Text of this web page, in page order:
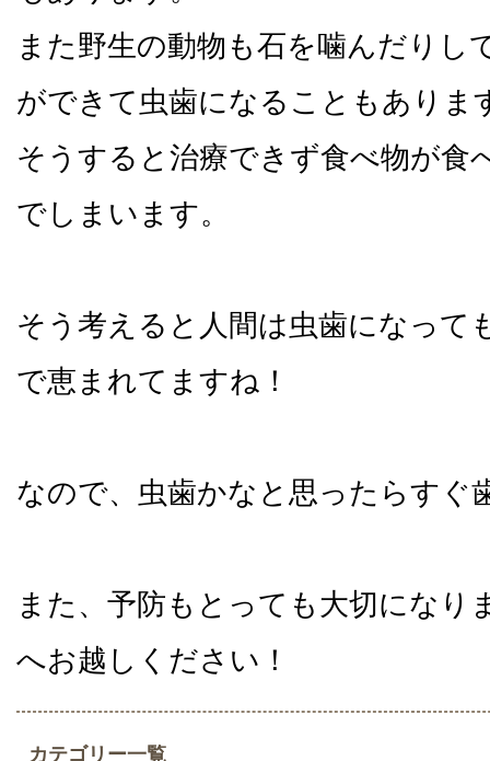
また野生の動物も石を噛んだりし
ができて虫歯になることもありま
そうすると治療できず食べ物が食
でしまいます。
そう考えると人間は虫歯になって
で恵まれてますね！
なので、虫歯かなと思ったらすぐ
また、予防もとっても大切になり
へお越しください！
カテゴリー一覧